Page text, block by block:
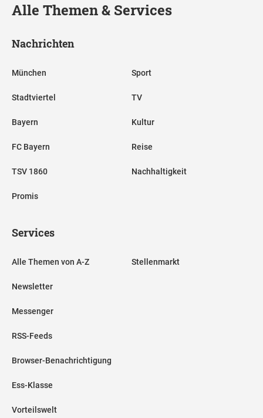
Alle Themen & Services
Nachrichten
München
Stadtviertel
Bayern
FC Bayern
TSV 1860
Promis
Sport
TV
Kultur
Reise
Nachhaltigkeit
Services
Alle Themen von A-Z
Newsletter
Messenger
RSS-Feeds
Browser-Benachrichtigung
Ess-Klasse
Vorteilswelt
Stellenmarkt